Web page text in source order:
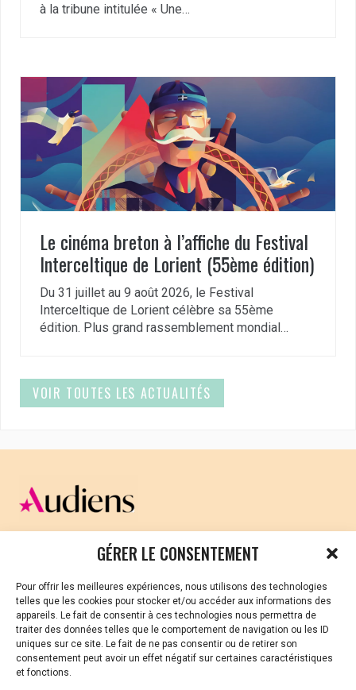
GÉRER LE CONSENTEMENT
Pour offrir les meilleures expériences, nous utilisons des technologies
telles que les cookies pour stocker et/ou accéder aux informations des
appareils. Le fait de consentir à ces technologies nous permettra de
traiter des données telles que le comportement de navigation ou les ID
uniques sur ce site. Le fait de ne pas consentir ou de retirer son
consentement peut avoir un effet négatif sur certaines caractéristiques
et fonctions.
à la tribune intitulée « Une…
Le cinéma breton à l’affiche du Festival
Interceltique de Lorient (55ème édition)
Du 31 juillet au 9 août 2026, le Festival
Interceltique de Lorient célèbre sa 55ème
édition. Plus grand rassemblement mondial…
VOIR TOUTES LES ACTUALITÉS
CELLULE D’ÉCOUTE ET DE SOUTIEN PSYCHOLOGIQUE ET
Vous avez été témoin ou vous êtes victime de VSS ? Ou
vous êtes référent·es harcèlement en besoin de soutien
ou d’informations ?
01 87 20 30 90